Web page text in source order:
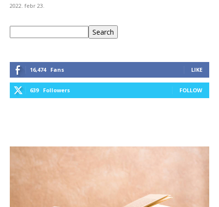
2022. febr 23.
Search
16,474 Fans LIKE
639 Followers FOLLOW